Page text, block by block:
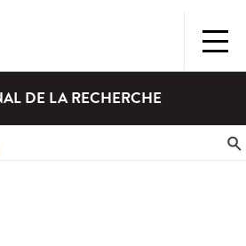
DE LA RECHERCHE